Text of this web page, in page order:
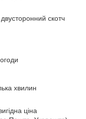
скотч
хвилин
ціна